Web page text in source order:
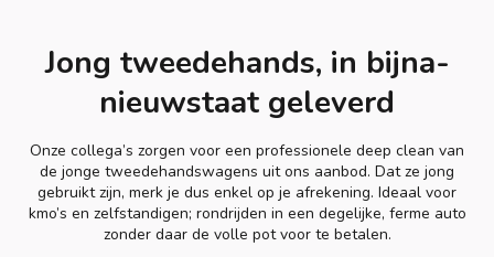
Jong tweedehands, in bijna-
nieuwstaat geleverd
Onze collega’s zorgen voor een professionele deep clean van
de jonge tweedehandswagens uit ons aanbod. Dat ze jong
gebruikt zijn, merk je dus enkel op je afrekening. Ideaal voor
kmo’s en zelfstandigen; rondrijden in een degelijke, ferme auto
zonder daar de volle pot voor te betalen.